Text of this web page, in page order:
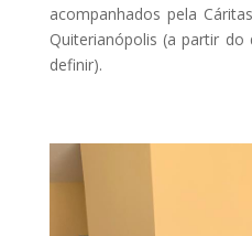
acompanhados pela
Quiterianópolis (a partir
definir).